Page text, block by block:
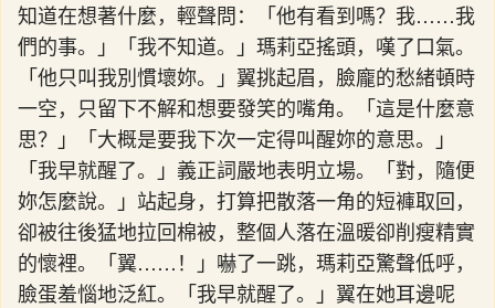
知道在想著什麼，輕聲問：「他有看到嗎？我……我
們的事。」「我不知道。」瑪莉亞搖頭，嘆了口氣。
「他只叫我別慣壞妳。」翼挑起眉，臉龐的愁緒頓時
一空，只留下不解和想要發笑的嘴角。「這是什麼意
思？」「大概是要我下次一定得叫醒妳的意思。」
「我早就醒了。」義正詞嚴地表明立場。「對，隨便
妳怎麼說。」站起身，打算把散落一角的短褲取回，
卻被往後猛地拉回棉被，整個人落在溫暖卻削瘦精實
的懷裡。「翼……！」嚇了一跳，瑪莉亞驚聲低呼，
臉蛋羞惱地泛紅。「我早就醒了。」翼在她耳邊呢